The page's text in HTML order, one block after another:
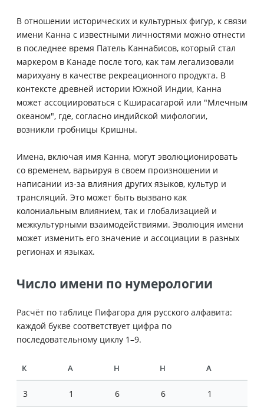
В отношении исторических и культурных фигур, к связи
имени Канна с известными личностями можно отнести
в последнее время Патель Каннабисов, который стал
маркером в Канаде после того, как там легализовали
марихуану в качестве рекреационного продукта. В
контексте древней истории Южной Индии, Канна
может ассоциироваться с Кширасагарой или "Млечным
океаном", где, согласно индийской мифологии,
возникли гробницы Кришны.
Имена, включая имя Канна, могут эволюционировать
со временем, варьируя в своем произношении и
написании из-за влияния других языков, культур и
трансляций. Это может быть вызвано как
колониальным влиянием, так и глобализацией и
межкультурными взаимодействиями. Эволюция имени
может изменить его значение и ассоциации в разных
регионах и языках.
Число имени по нумерологии
Расчёт по таблице Пифагора для русского алфавита:
каждой букве соответствует цифра по
последовательному циклу 1–9.
К А Н Н А
3 1 6 6 1